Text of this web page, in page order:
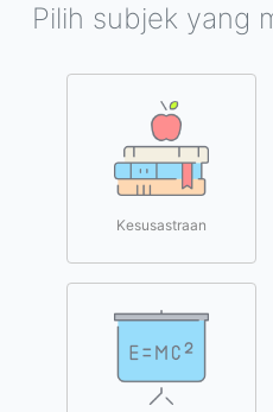
Pilih subjek yang
Kesusastraan